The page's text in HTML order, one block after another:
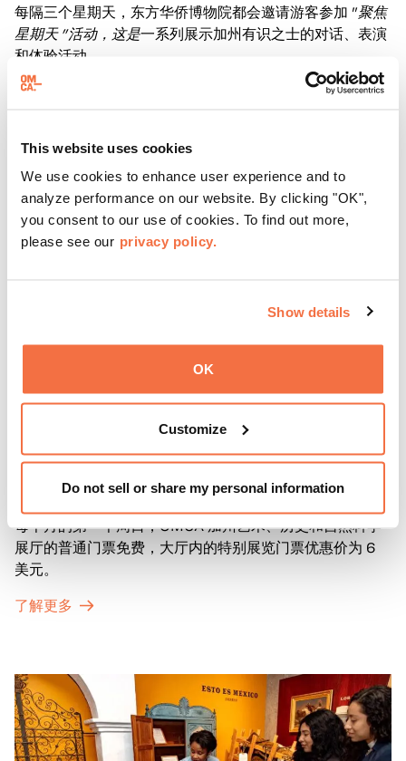
This website uses cookies
We use cookies to enhance user experience and to
analyze performance on our website. By clicking "OK",
you consent to our use of cookies. To find out more,
please see our privacy policy.
Show details
OK
Customize
Do not sell or share my personal information
每隔三个星期天，东方华侨博物院都会邀请游客参加 "聚焦
星期天 "活动，这是一系列展示加州有识之士的对话、表演
和体验活动。
了解更多
第一主日
每个月的第一个周日，OMCA 加州艺术、历史和自然科学
展厅的普通门票免费，大厅内的特别展览门票优惠价为 6
美元。
了解更多